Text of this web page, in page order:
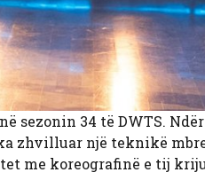
sezonin 34 të DWTS.
zhvilluar një teknikë
me koreografinë e tij